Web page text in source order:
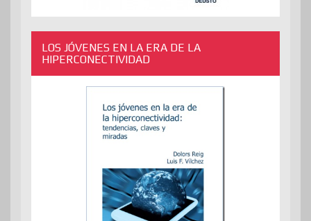
LOS JÓVENES EN LA ERA DE LA
HIPERCONECTIVIDAD